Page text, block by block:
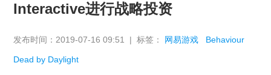
Interactive进行战略投资
发布时间：2019-07-16 09:51 | 标签： 网易游戏 Behaviour
Dead by Daylight